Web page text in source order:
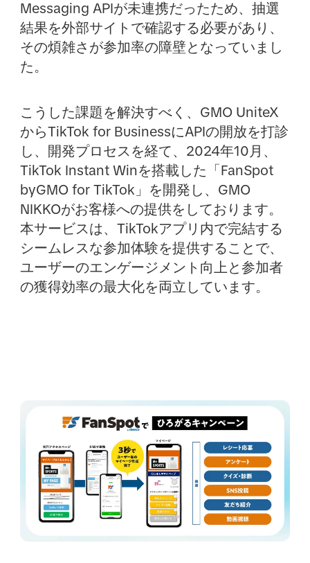
Messaging APIが未連携だったため、抽選
結果を外部サイトで確認する必要があり、
その煩雑さが参加率の障壁となっていまし
た。
こうした課題を解決すべく、GMO UniteX
からTikTok for BusinessにAPIの開放を打診
し、開発プロセスを経て、2024年10月、
TikTok Instant Winを搭載した「FanSpot
byGMO for TikTok」を開発し、GMO
NIKKOがお客様への提供をしております。
本サービスは、TikTokアプリ内で完結する
シームレスな参加体験を提供することで、
ユーザーのエンゲージメント向上と参加者
の獲得効率の最大化を両立しています。